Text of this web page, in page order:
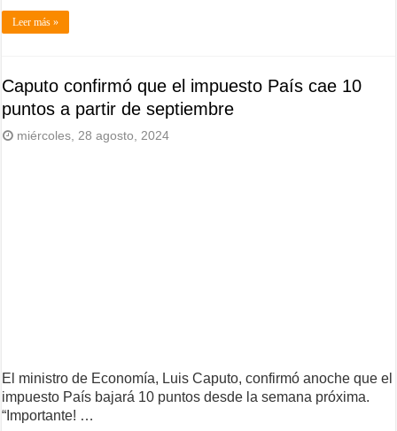
Leer más »
Caputo confirmó que el impuesto País cae 10
puntos a partir de septiembre
miércoles, 28 agosto, 2024
El ministro de Economía, Luis Caputo, confirmó anoche que el
impuesto País bajará 10 puntos desde la semana próxima.
“Importante! …